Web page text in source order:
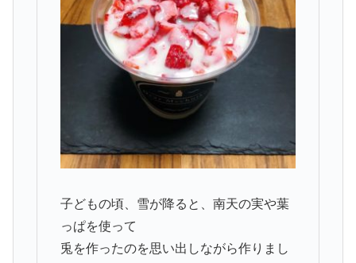
子どもの頃、雪が降ると、南天の実や葉
っぱを使って
兎を作ったのを思い出しながら作りまし